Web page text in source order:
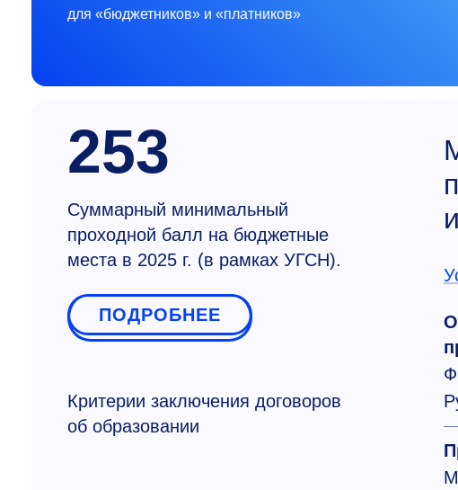
для «бюджетников» и «платников»
253
Суммарный минимальный
проходной балл на бюджетные
места в 2025 г. (в рамках УГСН).
ПОДРОБНЕЕ
Критерии заключения договоров
об образовании